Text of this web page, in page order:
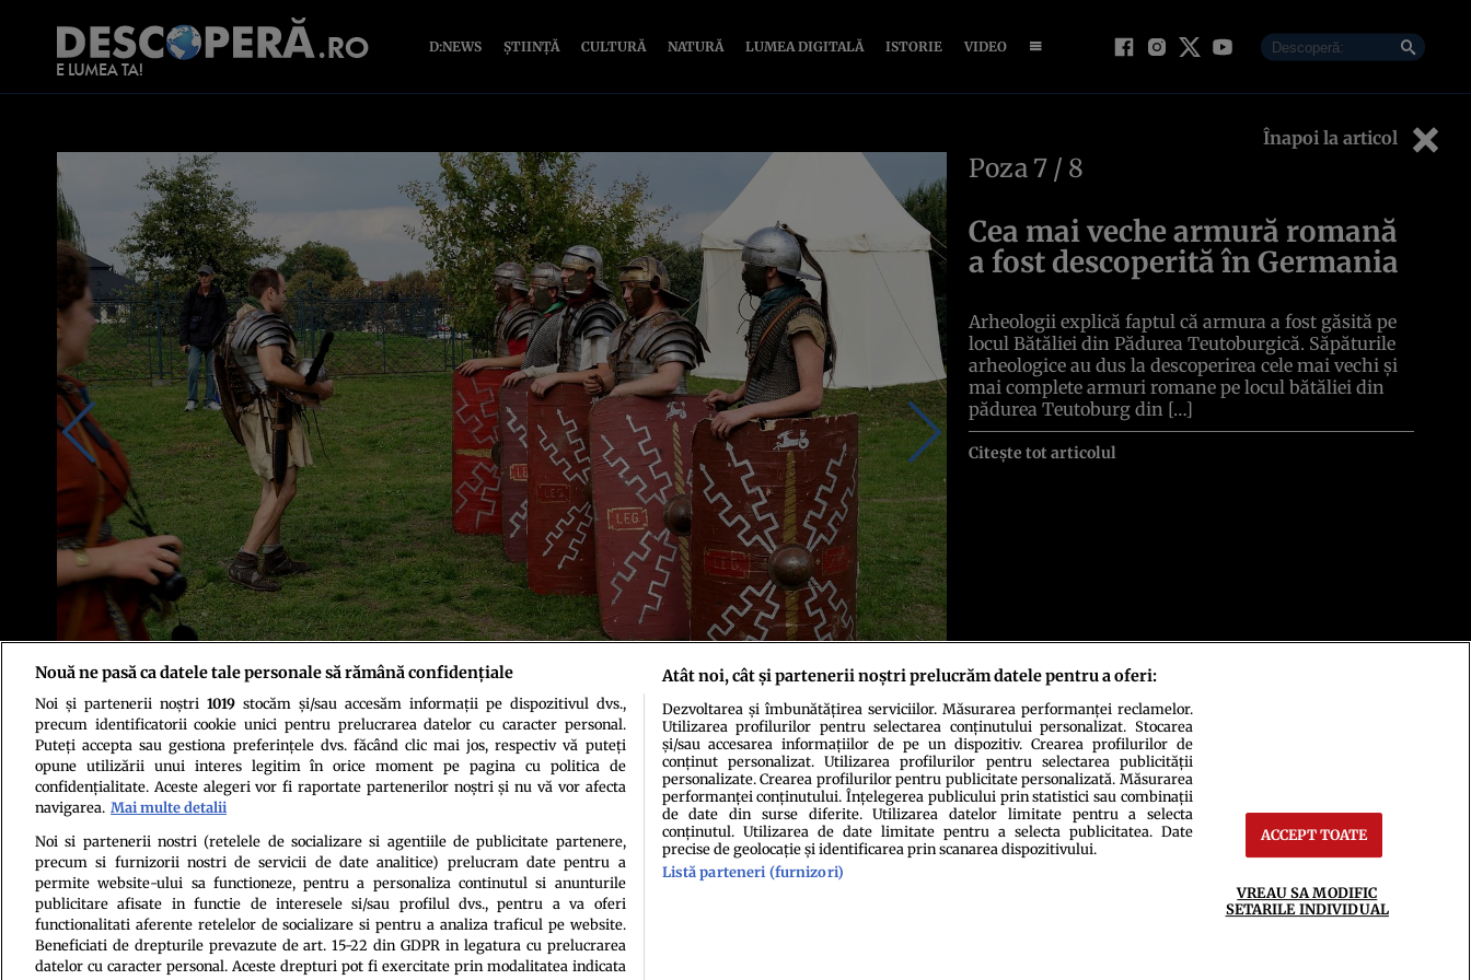
D:NEWS ȘTIINȚĂ CULTURĂ NATURĂ LUMEA DIGITALĂ ISTORIE VIDEO
Înapoi la articol
Arheologii explică faptul că armura a fost găsită pe locul Bătăliei din Pădurea Teutoburgică. Credit Pixabay
Poza 7 / 8
Cea mai veche armură romană
a fost descoperită în Germania
Arheologii explică faptul că armura a fost găsită pe
locul Bătăliei din Pădurea Teutoburgică. Săpăturile
arheologice au dus la descoperirea cele mai vechi și
mai complete armuri romane pe locul bătăliei din
pădurea Teutoburg din […]
Citește tot articolul
Politica de confidenţialitatePolitica de cookiesTermeni şi condiţii Echipa redacțională ContactSetări Cookies
Nouă ne pasă ca datele tale personale să rămână confidențiale
Noi și partenerii noștri 1019stocăm și/sau accesăm informații pe dispozitivul dvs.,
precum identificatorii cookie unici pentru prelucrarea datelor cu caracter personal.
Puteți accepta sau gestiona preferințele dvs. făcând clic mai jos, respectiv vă puteți
opune utilizării unui interes legitim în orice moment pe pagina cu politica de
confidențialitate. Aceste alegeri vor fi raportate partenerilor noștri și nu vă vor afecta
navigarea. Mai multe detalii
Noi si partenerii nostri (retelele de socializare si agentiile de publicitate partenere,
precum si furnizorii nostri de servicii de date analitice) prelucram date pentru a
permite website-ului sa functioneze, pentru a personaliza continutul si anunturile
publicitare afisate in functie de interesele si/sau profilul dvs., pentru a va oferi
functionalitati aferente retelelor de socializare si pentru a analiza traficul pe website.
Beneficiati de drepturile prevazute de art. 15-22 din GDPR in legatura cu prelucrarea
datelor cu caracter personal. Aceste drepturi pot fi exercitate prin modalitatea indicata
Atât noi, cât și partenerii noștri prelucrăm datele pentru a oferi:
Dezvoltarea și îmbunătățirea serviciilor. Măsurarea performanței reclamelor.
Utilizarea profilurilor pentru selectarea conținutului personalizat. Stocarea
și/sau accesarea informațiilor de pe un dispozitiv. Crearea profilurilor de
conținut personalizat. Utilizarea profilurilor pentru selectarea publicității
personalizate. Crearea profilurilor pentru publicitate personalizată. Măsurarea
performanței conținutului. Înțelegerea publicului prin statistici sau combinații
de date din surse diferite. Utilizarea datelor limitate pentru a selecta
conținutul. Utilizarea de date limitate pentru a selecta publicitatea. Date
precise de geolocație și identificarea prin scanarea dispozitivului.
Listă parteneri (furnizori)
ACCEPT TOATE
VREAU SA MODIFIC
SETARILE INDIVIDUAL